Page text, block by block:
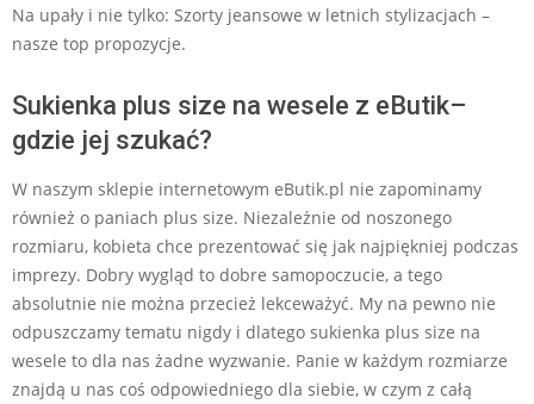
Na upały i nie tylko: Szorty jeansowe w letnich stylizacjach –
nasze top propozycje.
Sukienka plus size na wesele z eButik–
gdzie jej szukać?
W naszym sklepie internetowym eButik.pl nie zapominamy
również o paniach plus size. Niezależnie od noszonego
rozmiaru, kobieta chce prezentować się jak najpiękniej podczas
imprezy. Dobry wygląd to dobre samopoczucie, a tego
absolutnie nie można przecież lekceważyć. My na pewno nie
odpuszczamy tematu nigdy i dlatego sukienka plus size na
wesele to dla nas żadne wyzwanie. Panie w każdym rozmiarze
znajdą u nas coś odpowiedniego dla siebie, w czym z całą